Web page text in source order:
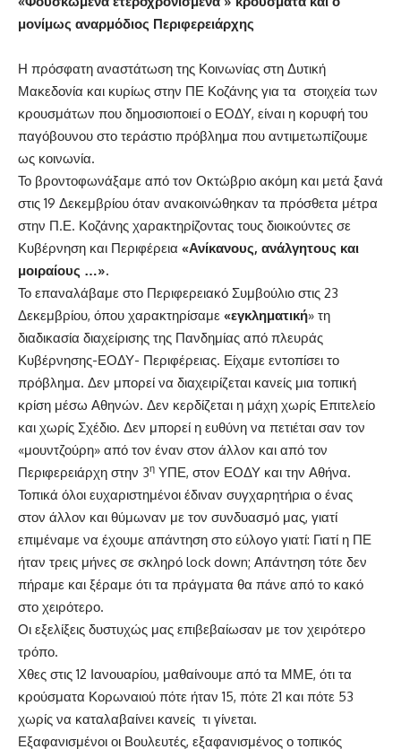
μονίμως αναρμόδιος Περιφερειάρχης
Η πρόσφατη αναστάτωση της Κοινωνίας στη Δυτική
Μακεδονία και κυρίως στην ΠΕ Κοζάνης για τα στοιχεία των
κρουσμάτων που δημοσιοποιεί ο ΕΟΔΥ, είναι η κορυφή του
παγόβουνου στο τεράστιο πρόβλημα που αντιμετωπίζουμε
ως κοινωνία.
Το βροντοφωνάξαμε από τον Οκτώβριο ακόμη και μετά ξανά
στις 19 Δεκεμβρίου όταν ανακοινώθηκαν τα πρόσθετα μέτρα
στην Π.Ε. Κοζάνης χαρακτηρίζοντας τους διοικούντες σε
Κυβέρνηση και Περιφέρεια «Ανίκανους, ανάλγητους και
μοιραίους …».
Το επαναλάβαμε στο Περιφερειακό Συμβούλιο στις 23
Δεκεμβρίου, όπου χαρακτηρίσαμε «εγκληματική» τη
διαδικασία διαχείρισης της Πανδημίας από πλευράς
Κυβέρνησης-ΕΟΔΥ- Περιφέρειας. Είχαμε εντοπίσει το
πρόβλημα. Δεν μπορεί να διαχειρίζεται κανείς μια τοπική
κρίση μέσω Αθηνών. Δεν κερδίζεται η μάχη χωρίς Επιτελείο
και χωρίς Σχέδιο. Δεν μπορεί η ευθύνη να πετιέται σαν τον
«μουντζούρη» από τον έναν στον άλλον και από τον
Περιφερειάρχη στην 3η ΥΠΕ, στον ΕΟΔΥ και την Αθήνα.
Τοπικά όλοι ευχαριστημένοι έδιναν συγχαρητήρια ο ένας
στον άλλον και θύμωναν με τον συνδυασμό μας, γιατί
επιμέναμε να έχουμε απάντηση στο εύλογο γιατί: Γιατί η ΠΕ
ήταν τρεις μήνες σε σκληρό lock down; Απάντηση τότε δεν
πήραμε και ξέραμε ότι τα πράγματα θα πάνε από το κακό
στο χειρότερο.
Οι εξελίξεις δυστυχώς μας επιβεβαίωσαν με τον χειρότερο
τρόπο.
Χθες στις 12 Ιανουαρίου, μαθαίνουμε από τα ΜΜΕ, ότι τα
κρούσματα Κορωναιού πότε ήταν 15, πότε 21 και πότε 53
χωρίς να καταλαβαίνει κανείς τι γίνεται.
Εξαφανισμένοι οι Βουλευτές, εξαφανισμένος ο τοπικός